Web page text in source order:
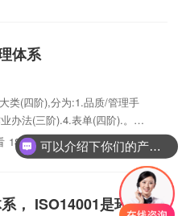
体系
类(四阶),分为:1.品质/管理手
办法(三阶).4.表单(四阶).。1.
织表,各部门的职责.品质政策
展的一个方向等.2.品质程序:量
18回答
， ISO14001是环境
你们是怎么收费的呢？